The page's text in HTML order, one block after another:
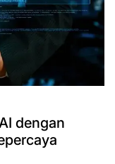
dengan